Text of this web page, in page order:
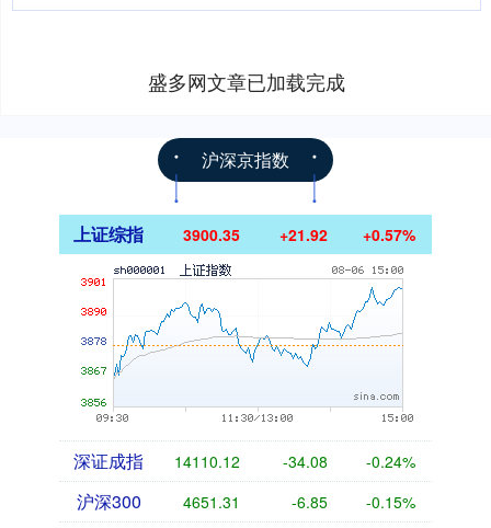
盛多网文章已加载完成
沪深京指数
上证综指 3900.35 +21.92 +0.57%
深证成指 14110.12 -34.08 -0.24%
沪深300 4651.31 -6.85 -0.15%